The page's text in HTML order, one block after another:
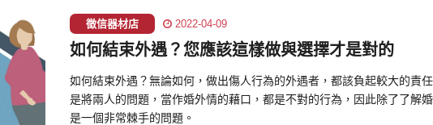
徵信器材店 2022-04-09
如何結束外遇？您應該這樣做與選擇才是對的
如何結束外遇？無論如何，做出傷人行為的外遇者，都該負起較大的責
是將兩人的問題，當作婚外情的藉口，都是不對的行為，因此除了了解
是一個非常棘手的問題。